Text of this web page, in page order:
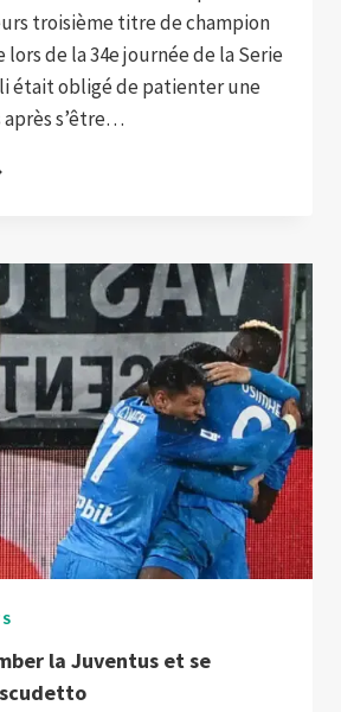
troisième titre de champion
de la 34e journée de la Serie
était obligé de patienter une
s’être…
la Juventus et se